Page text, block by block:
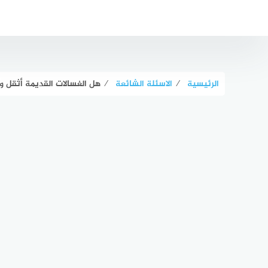
الرئيسية ⁄ الاسئلة الشائعة ⁄ هل الغسالات القديمة أثقل